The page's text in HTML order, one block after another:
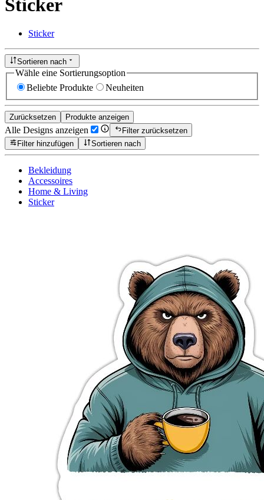
Sticker
Sticker
Sortieren nach
Wähle eine Sortierungsoption
Beliebte Produkte
Neuheiten
Zurücksetzen Produkte anzeigen
Alle Designs anzeigen
Filter zurücksetzen
Filter hinzufügen
Sortieren nach
Bekleidung
Accessoires
Home & Living
Sticker